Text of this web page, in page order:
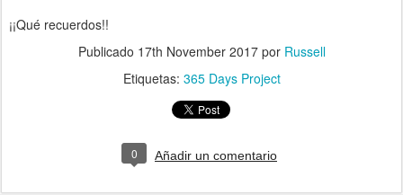
¡¡Qué recuerdos!!
Publicado 17th November 2017por Russell
Etiquetas: 365 Days Project
0 Añadir un comentario